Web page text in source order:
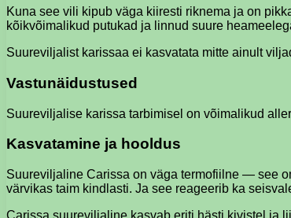
Kuna see vili kipub väga kiiresti riknema ja on
kõikvõimalikud putukad ja linnud suure
Suureviljalist karissaa ei kasvatata mitte ainult
Vastunäidustused
Suureviljalise karissa tarbimisel on võimalikud
Kasvatamine ja hooldus
Suureviljaline Carissa on väga termofiilne — see
värvikas taim kindlasti. Ja see reageerib ka
Carissa suureviljaline kasvab eriti hästi kivistel ja